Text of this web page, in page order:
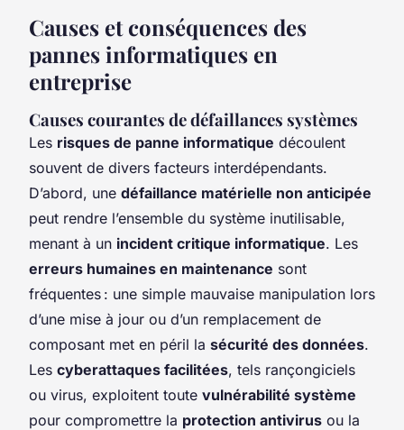
Causes et conséquences des
pannes informatiques en
entreprise
Causes courantes de défaillances systèmes
Les risques de panne informatique découlent
souvent de divers facteurs interdépendants.
D’abord, une défaillance matérielle non anticipée
peut rendre l’ensemble du système inutilisable,
menant à un incident critique informatique. Les
erreurs humaines en maintenance sont
fréquentes : une simple mauvaise manipulation lors
d’une mise à jour ou d’un remplacement de
composant met en péril la sécurité des données.
Les cyberattaques facilitées, tels rançongiciels
ou virus, exploitent toute vulnérabilité système
pour compromettre la protection antivirus ou la